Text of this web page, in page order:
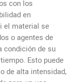
con los
en
el material se
o agentes de
condición de su
Esto puede
de alta intensidad,